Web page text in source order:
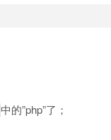
中的”php”了；